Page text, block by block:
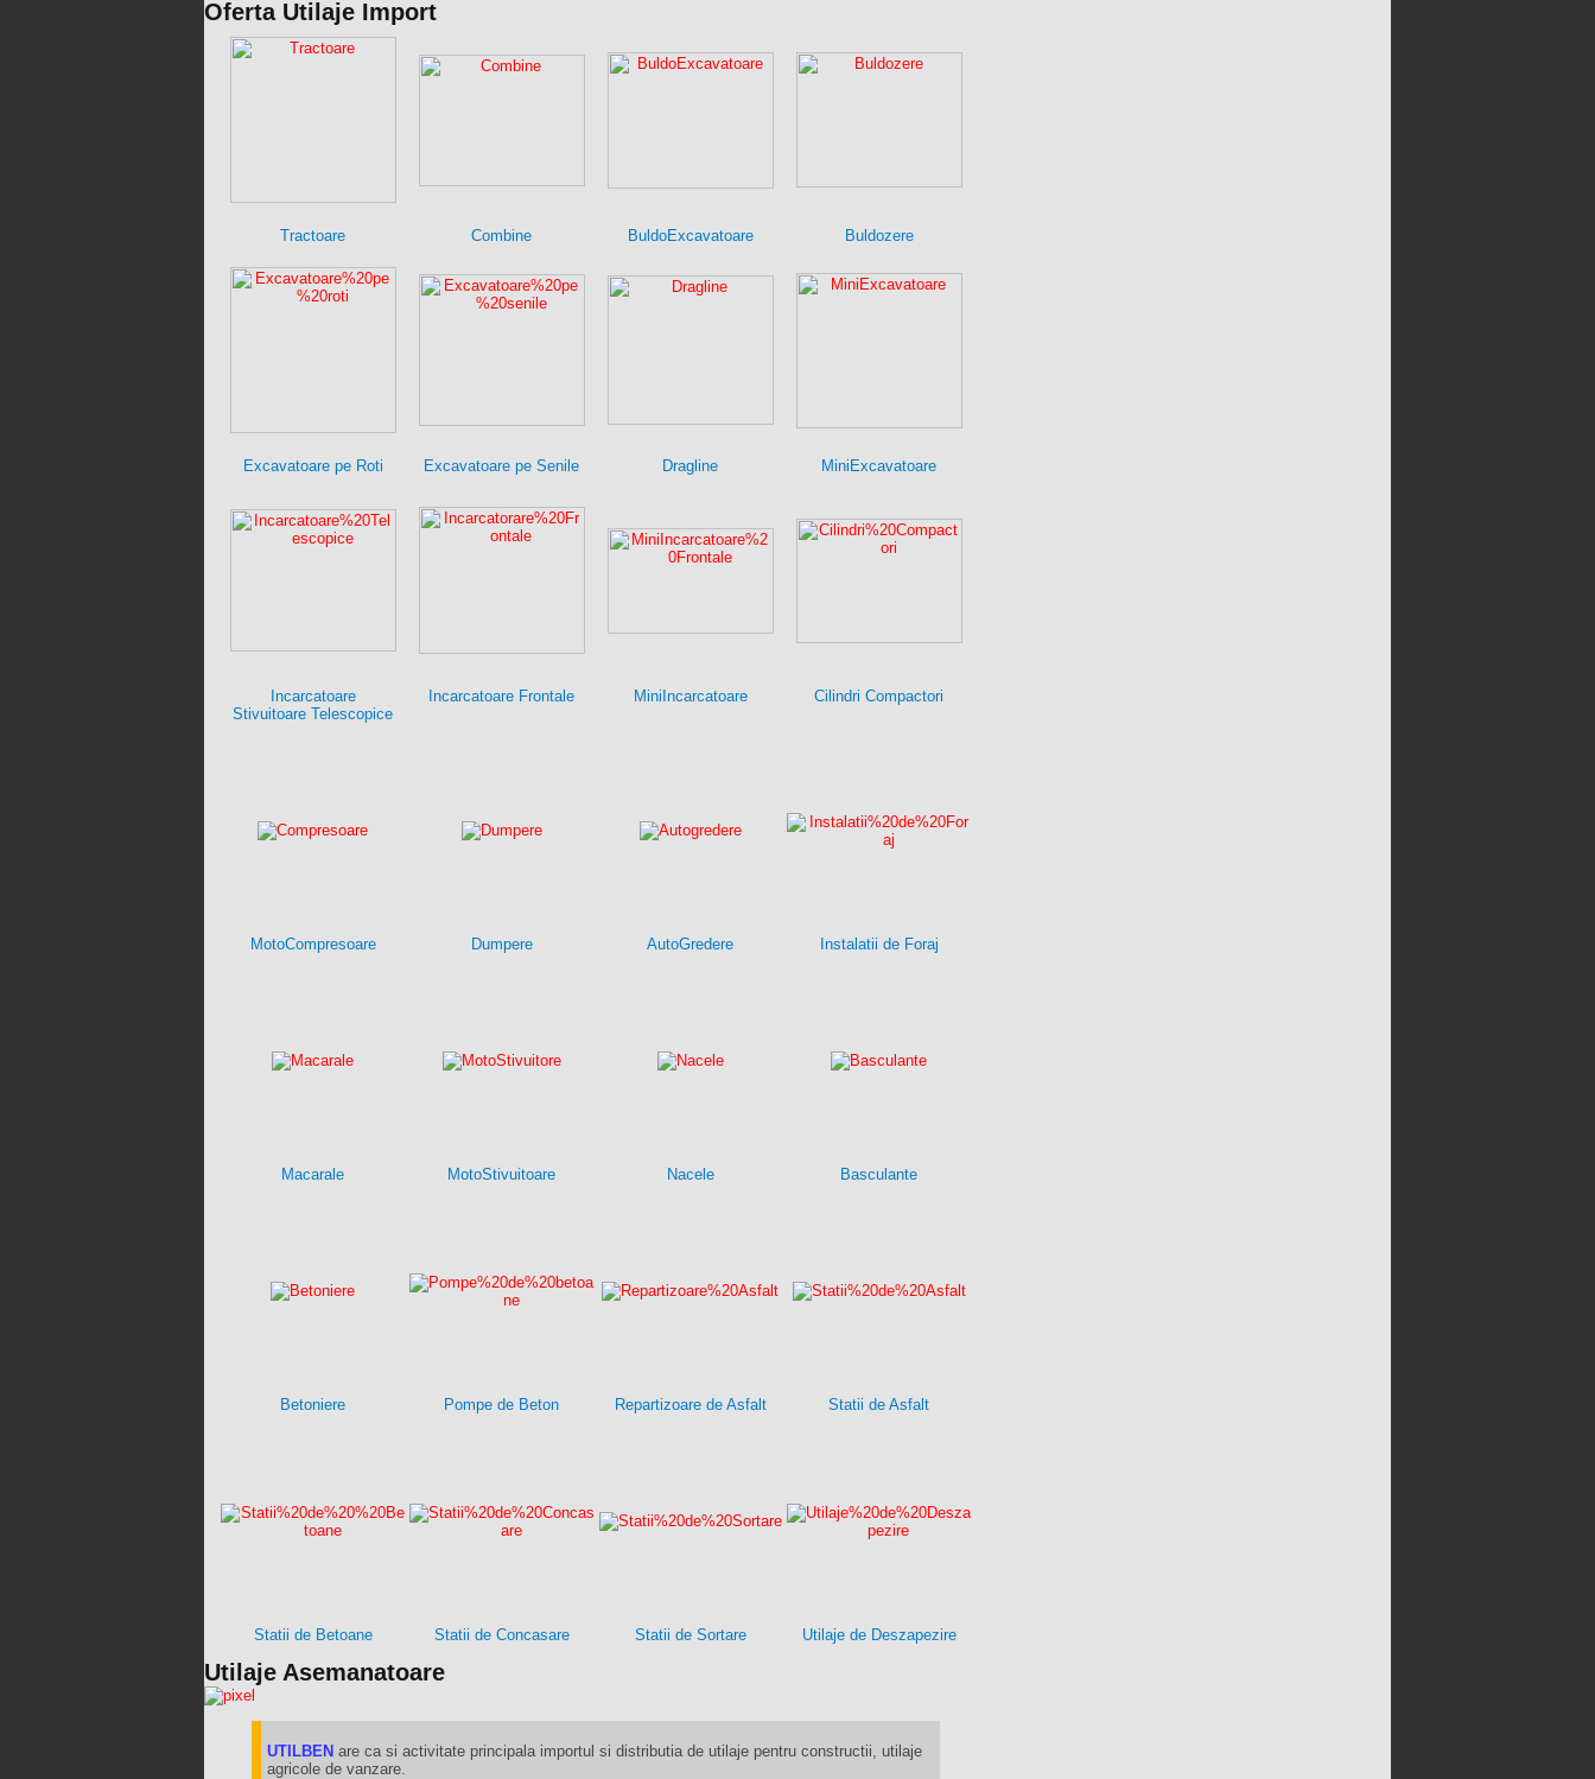
Oferta Utilaje Import
Tractoare Combine BuldoExcavatoare Buldozere
Excavatoare pe Roti Excavatoare pe Senile Dragline MiniExcavatoare
Incarcatoare
Stivuitoare Telescopice
Incarcatoare Frontale MiniIncarcatoare Cilindri Compactori
MotoCompresoare Dumpere AutoGredere Instalatii de Foraj
Macarale MotoStivuitoare Nacele Basculante
Betoniere Pompe de Beton Repartizoare de Asfalt Statii de Asfalt
Statii de Betoane Statii de Concasare Statii de Sortare Utilaje de Deszapezire
Utilaje Asemanatoare
UTILBEN are ca si activitate principala importul si distributia de utilaje pentru constructii, utilaje
agricole de vanzare.